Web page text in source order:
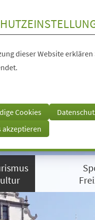
dieser Website
Cookies
akzeptieren